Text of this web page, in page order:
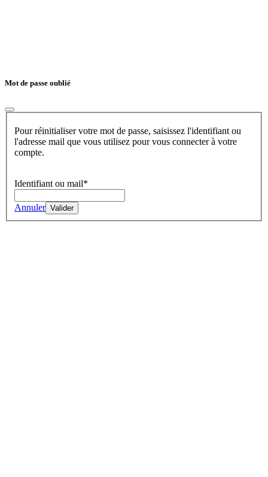
Mot de passe oublié
Pour réinitialiser votre mot de passe, saisissez l'identifiant ou
l'adresse mail que vous utilisez pour vous connecter à votre
compte.
Identifiant ou mail*
Annuler